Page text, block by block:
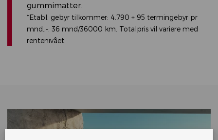
gummimatter.
*Etabl. gebyr tilkommer: 4.790 + 95 termingebyr pr
mnd.,-. 36 mnd/36000 km. Totalpris vil variere med
rentenivået.